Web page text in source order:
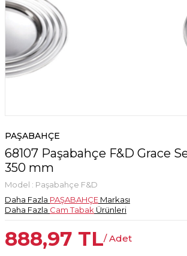
PAŞABAHÇE
68107 Paşabahçe F&D Grace
350 mm
Model : Paşabahçe F&D
Daha Fazla PAŞABAHÇE Markası
Daha Fazla Cam Tabak Ürünleri
888,97 TL/ Adet